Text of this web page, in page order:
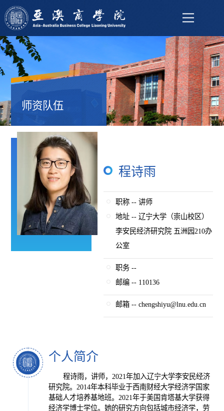
师资队伍
程诗雨
职称 -- 讲师
地址 -- 辽宁大学（崇山校区）
李安民经济研究院 五洲园210办
公室
职务 --
邮编 -- 110136
邮箱 -- chengshiyu@lnu.edu.cn
个人简介
程诗雨，讲师，2021年加入辽宁大学李安民经济
研究院。2014年本科毕业于西南财经大学经济学国家
基础人才培养基地班。2021年于美国肯塔基大学获得
经济学博士学位。她的研究方向包括城市经济学，劳